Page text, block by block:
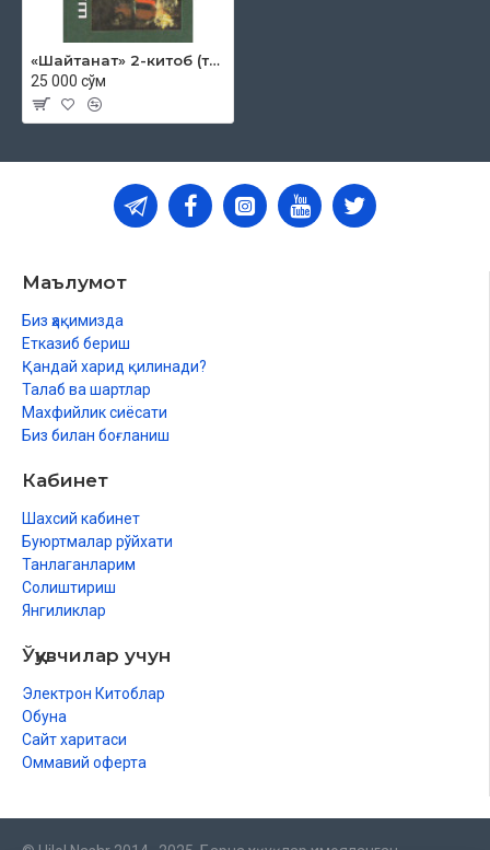
«Шайтанат» 2-китоб (танланган асарлар 19)
25 000 сўм
Маълумот
Биз ҳақимизда
Етказиб бериш
Қандай харид қилинади?
Талаб ва шартлар
Махфийлик сиёсати
Биз билан боғланиш
Кабинет
Шахсий кабинет
Буюртмалар рўйхати
Танлаганларим
Солиштириш
Янгиликлар
Ўқувчилар учун
Электрон Китоблар
Обуна
Сайт харитаси
Оммавий оферта